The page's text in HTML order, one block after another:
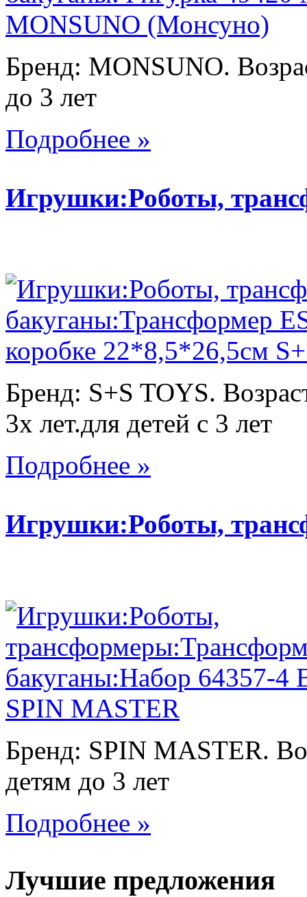
Бренд: MONSUNO.
до 3 лет
Подробнее »
Игрушки:Роботы,
Бренд: S+S TOYS.
3х лет.для детей с 3 лет
Подробнее »
Игрушки:Роботы,
Бренд: SPIN MASTER.
детям до 3 лет
Подробнее »
Лучшие предложения